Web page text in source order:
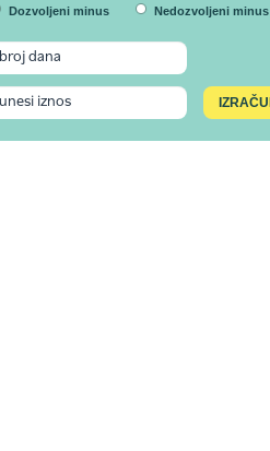
Dozvoljeni minus Nedozvoljeni minus